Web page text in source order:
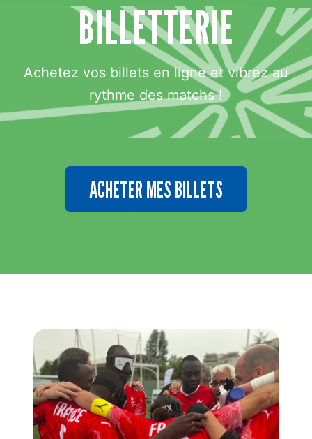
BILLETTERIE
Achetez vos billets en ligne et vibrez au
rythme des matchs !
ACHETER MES BILLETS